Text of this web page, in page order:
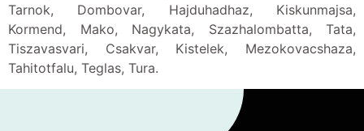
Tarnok, Dombovar, Hajduhadhaz, Kiskunmajsa,
Kormend, Mako, Nagykata, Szazhalombatta, Tata,
Tiszavasvari, Csakvar, Kistelek, Mezokovacshaza,
Tahitotfalu, Teglas, Tura.